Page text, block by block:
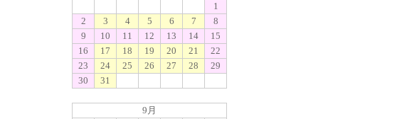
1
2
3 4 5 6 7
8
9
10 11 12 13 14
15
16
17 18 19 20 21
22
23
24 25 26 27 28
29
30
31
9月